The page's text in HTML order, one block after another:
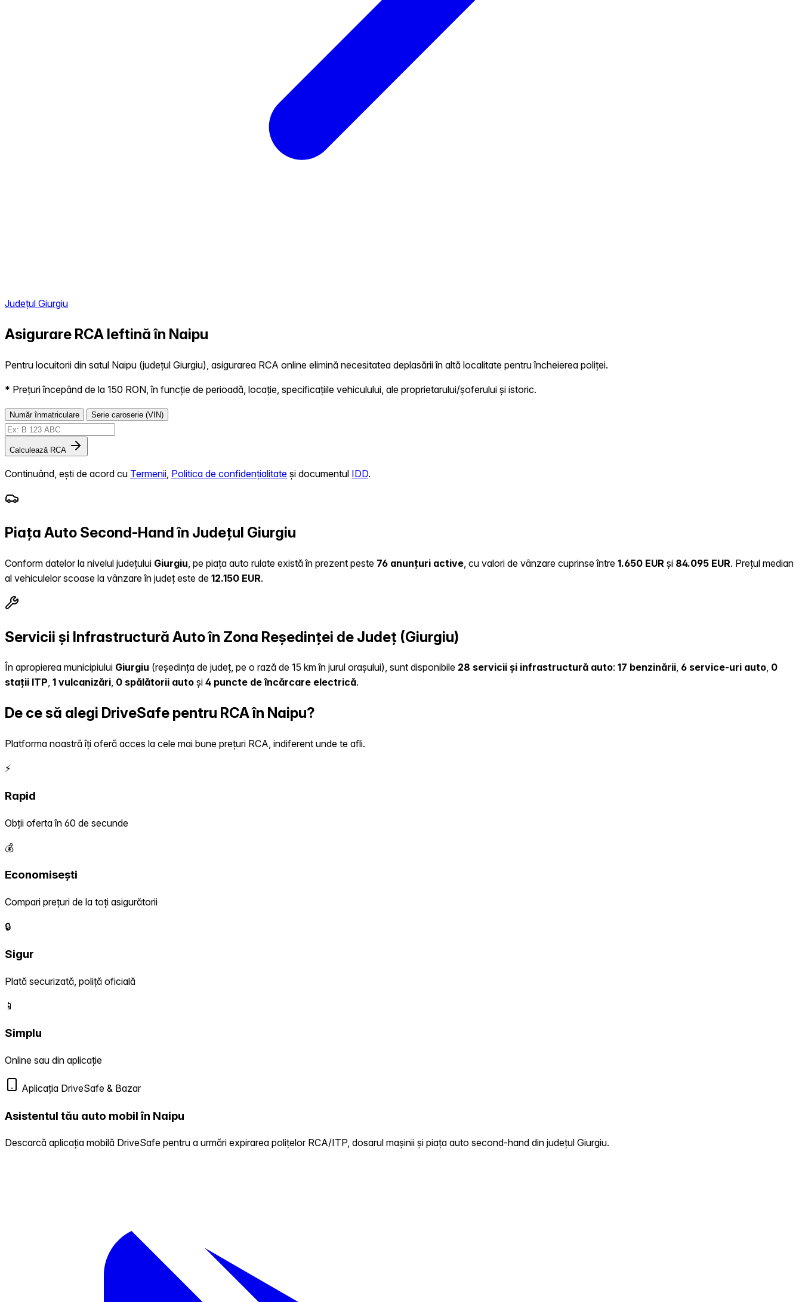
Județul Giurgiu
Asigurare RCA Ieftină în Naipu
Pentru locuitorii din satul Naipu (județul Giurgiu), asigurarea RCA online elimină necesitatea deplasării în altă localitate pentru încheierea poliței.
* Prețuri începând de la 150 RON, în funcție de perioadă, locație, specificațiile vehiculului, ale proprietarului/șoferului și istoric.
Număr înmatriculare Serie caroserie (VIN)
Calculează RCA
Continuând, ești de acord cu Termenii Politica de confidențialitate și documentul IDD.
Piața Auto Second-Hand în Județul Giurgiu
Conform datelor la nivelul județului Giurgiu , pe piața auto rulate există în prezent peste 76 anunțuri active , cu valori de vânzare cuprinse între 1.650 EUR și 84.095 EUR. Prețul median
al vehiculelor scoase la vânzare în județ este de 12.150 EUR.
Servicii și Infrastructură Auto în Zona Reședinței de Județ (Giurgiu)
În apropierea municipiului Giurgiu (reședința de județ, pe o rază de 15 km în jurul orașului), sunt disponibile 28 servicii și infrastructură auto: 17 benzinării, 6 service-uri auto, 0
stații ITP, 1 vulcanizări, 0 spălătorii auto și 4 puncte de încărcare electrică.
De ce să alegi DriveSafe pentru RCA în Naipu?
Platforma noastră îți oferă acces la cele mai bune prețuri RCA, indiferent unde te afli.
⚡
Rapid
Obții oferta în 60 de secunde
💰
Economisești
Compari prețuri de la toți asigurătorii
🔒
Sigur
Plată securizată, poliță oficială
📱
Simplu
Online sau din aplicație
Aplicația DriveSafe & Bazar
Asistentul tău auto mobil în Naipu
Descarcă aplicația mobilă DriveSafe pentru a urmări expirarea polițelor RCA/ITP, dosarul mașinii și piața auto second-hand din județul Giurgiu.